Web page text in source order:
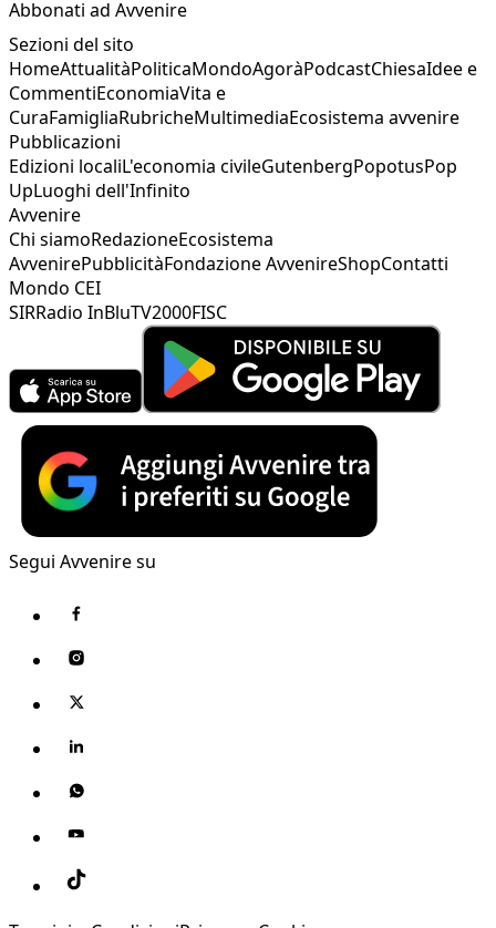
Abbonati ad Avvenire
Sezioni del sito
HomeAttualitàPoliticaMondoAgoràPodcastChiesaIdee e
CommentiEconomiaVita e
CuraFamigliaRubricheMultimediaEcosistema avvenire
Pubblicazioni
Edizioni localiL'economia civileGutenbergPopotusPop
UpLuoghi dell'Infinito
Avvenire
Chi siamoRedazioneEcosistema
AvvenirePubblicitàFondazione AvvenireShopContatti
Mondo CEI
SIRRadio InBluTV2000FISC
Segui Avvenire su